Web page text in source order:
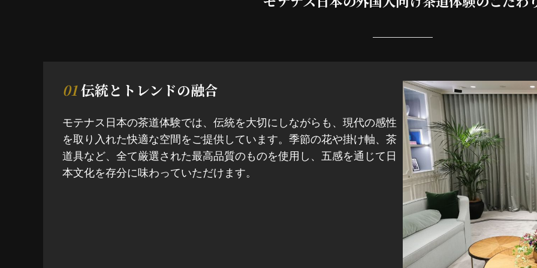
01伝統とトレンドの融合
モテナス日本の茶道体験では、伝統を大切にしながらも、現代の感性
を取り入れた快適な空間をご提供しています。季節の花や掛け軸、茶
道具など、全て厳選された最高品質のものを使用し、五感を通じて日
本文化を存分に味わっていただけます。